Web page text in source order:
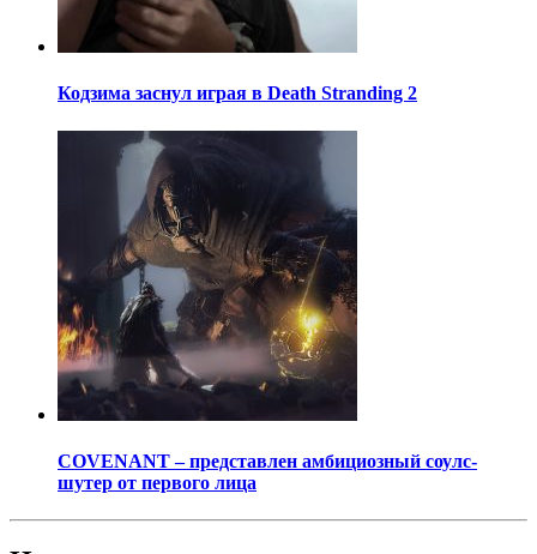
Кодзима заснул играя в Death Stranding 2
COVENANT – представлен амбициозный соулс-
шутер от первого лица